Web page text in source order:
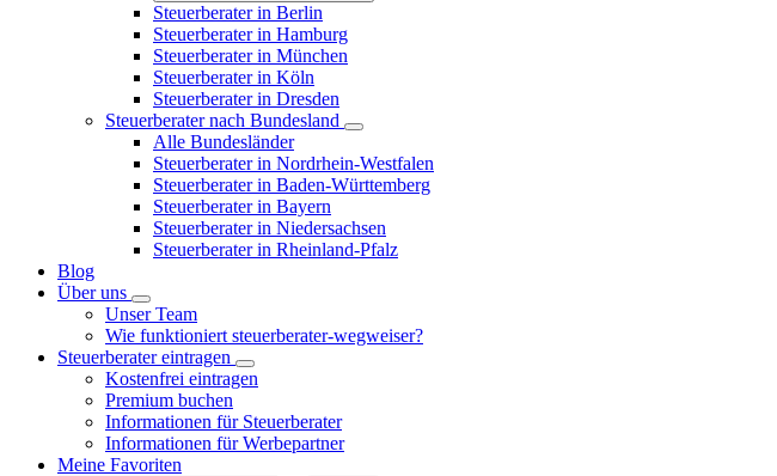
Steuerberater in Berlin
Steuerberater in Hamburg
Steuerberater in München
Steuerberater in Köln
Steuerberater in Dresden
Steuerberater nach Bundesland
Alle Bundesländer
Steuerberater in Nordrhein-Westfalen
Steuerberater in Baden-Württemberg
Steuerberater in Bayern
Steuerberater in Niedersachsen
Steuerberater in Rheinland-Pfalz
Blog
Über uns
Unser Team
Wie funktioniert steuerberater-wegweiser?
Steuerberater eintragen
Kostenfrei eintragen
Premium buchen
Informationen für Steuerberater
Informationen für Werbepartner
Meine Favoriten